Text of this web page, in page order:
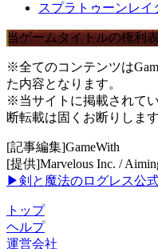
スプラトゥーンレイ
当ゲームタイトルの権利
※全てのコンテンツは
た内容となります。
※当サイトに掲載されて
断転載は固くお断りします
[記事編集]GameWith
[提供]Marvelous Inc. /
▶剣と魔法のログレス公
トップ
ヘルプ
運営会社